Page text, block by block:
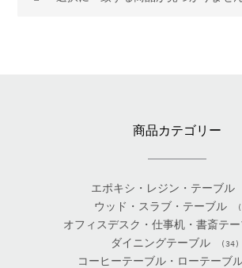
商品カテゴリー
エポキシ・レジン・テーブル
ウッド・スラブ・テーブル
オフィスデスク・仕事机・書斎テ
ダイニングテーブル (34)
コーヒーテーブル・ローテーブ